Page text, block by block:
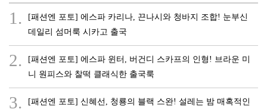
1.
[패션엔 포토] 에스파 카리나, 끈나시와 청바지 조합! 눈부신
데일리 섬머룩 시카고 출국
2.
[패션엔 포토] 에스파 윈터, 버건디 스카프의 인형! 브라운 미
니 원피스와 찰떡 클래식한 출국룩
3.
[패션엔 포토] 신혜선, 청룡의 블랙 스완! 설레는 밤 매혹적인